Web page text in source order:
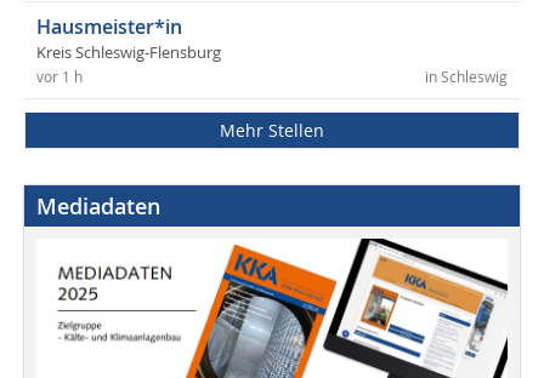
Hausmeister*in
Kreis Schleswig-Flensburg
in Schleswig
vor 1 h
Mehr Stellen
Mediadaten